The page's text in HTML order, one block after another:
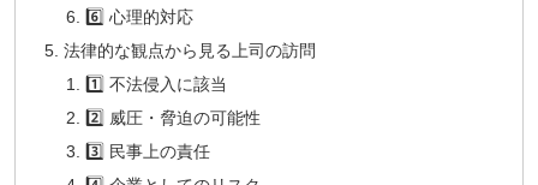
6️⃣ 心理的対応
法律的な観点から見る上司の訪問
1️⃣ 不法侵入に該当
2️⃣ 威圧・脅迫の可能性
3️⃣ 民事上の責任